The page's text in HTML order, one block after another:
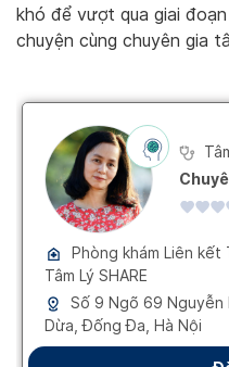
khó để vượt qua giai
chuyện cùng chuyên gia